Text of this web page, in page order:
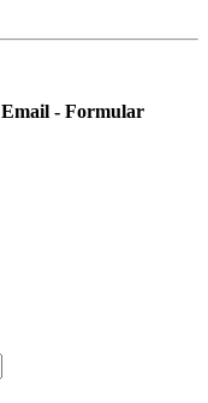
Email - Formular